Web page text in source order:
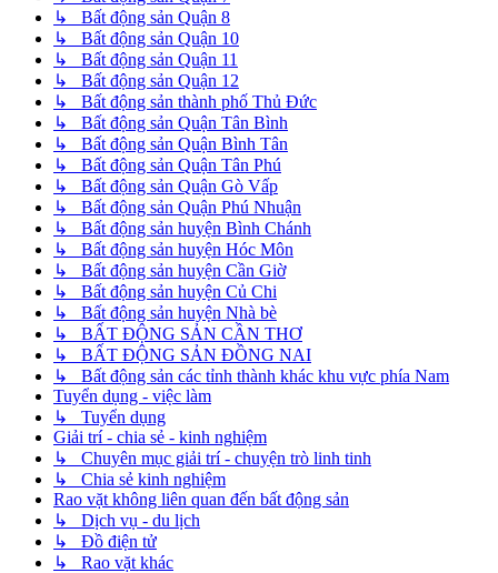
↳ Bất động sản Quận 8
↳ Bất động sản Quận 10
↳ Bất động sản Quận 11
↳ Bất động sản Quận 12
↳ Bất động sản thành phố Thủ Đức
↳ Bất động sản Quận Tân Bình
↳ Bất động sản Quận Bình Tân
↳ Bất động sản Quận Tân Phú
↳ Bất động sản Quận Gò Vấp
↳ Bất động sản Quận Phú Nhuận
↳ Bất động sản huyện Bình Chánh
↳ Bất động sản huyện Hóc Môn
↳ Bất động sản huyện Cần Giờ
↳ Bất động sản huyện Củ Chi
↳ Bất động sản huyện Nhà bè
↳ BẤT ĐỘNG SẢN CẦN THƠ
↳ BẤT ĐỘNG SẢN ĐỒNG NAI
↳ Bất động sản các tỉnh thành khác khu vực phía Nam
Tuyển dụng - việc làm
↳ Tuyển dụng
Giải trí - chia sẻ - kinh nghiệm
↳ Chuyên mục giải trí - chuyện trò linh tinh
↳ Chia sẻ kinh nghiệm
Rao vặt không liên quan đến bất động sản
↳ Dịch vụ - du lịch
↳ Đồ điện tử
↳ Rao vặt khác